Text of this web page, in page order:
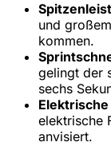
und
kommen.
gelingt der
sechs
elektrische
anvisiert.